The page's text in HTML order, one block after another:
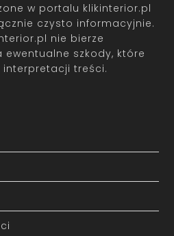
w portalu klikinterior.pl
czysto informacyjnie.
nie bierze
szkody, które
interpretacji treści.